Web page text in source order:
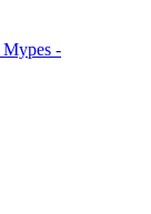
Mypes -